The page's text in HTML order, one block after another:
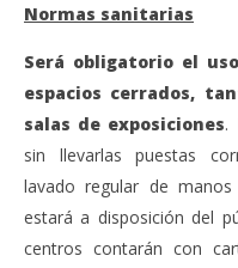
Normas sanitarias
Será obligatorio el
espacios cerrados,
salas de exposiciones.
sin llevarlas puestas
lavado regular de
estará a disposición del
centros contarán con